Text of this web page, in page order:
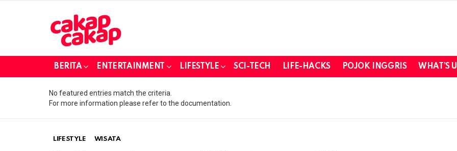
BERITA ENTERTAINMENT LIFESTYLE SCI-TECH LIFE-HACKS POJOK INGGRIS WHAT’S
No featured entries match the criteria.
For more information please refer to the documentation.
LIFESTYLE WISATA